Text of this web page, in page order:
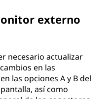
externo
necesario actualizar
en las
las opciones A y B del
así como